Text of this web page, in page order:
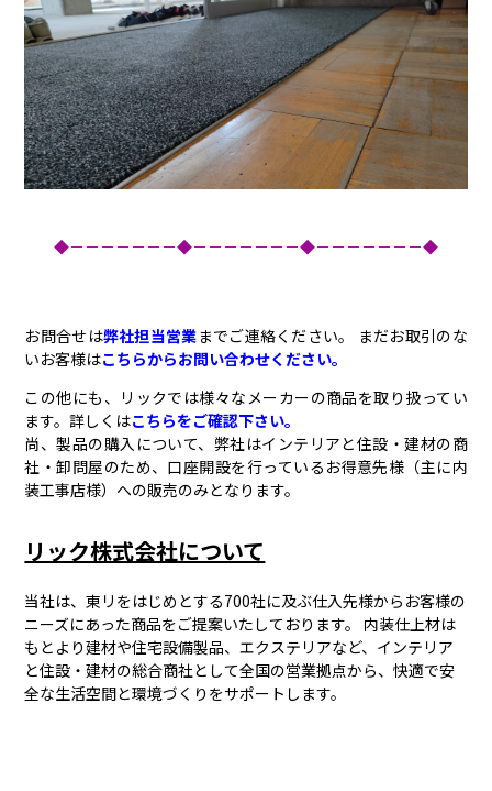
◆－－－－－－－◆－－－－－－－◆－－－－－－－◆
お問合せは弊社担当営業までご連絡ください。 まだお取引のな
いお客様はこちらからお問い合わせください。
この他にも、リックでは様々なメーカーの商品を取り扱ってい
ます。詳しくはこちらをご確認下さい。
尚、製品の購入について、弊社はインテリアと住設・建材の商
社・卸問屋のため、口座開設を行っているお得意先様（主に内
装工事店様）への販売のみとなります。
リック株式会社について
当社は、東リをはじめとする700社に及ぶ仕入先様からお客様の
ニーズにあった商品をご提案いたしております。 内装仕上材は
もとより建材や住宅設備製品、エクステリアなど、インテリア
と住設・建材の総合商社として全国の営業拠点から、快適で安
全な生活空間と環境づくりをサポートします。